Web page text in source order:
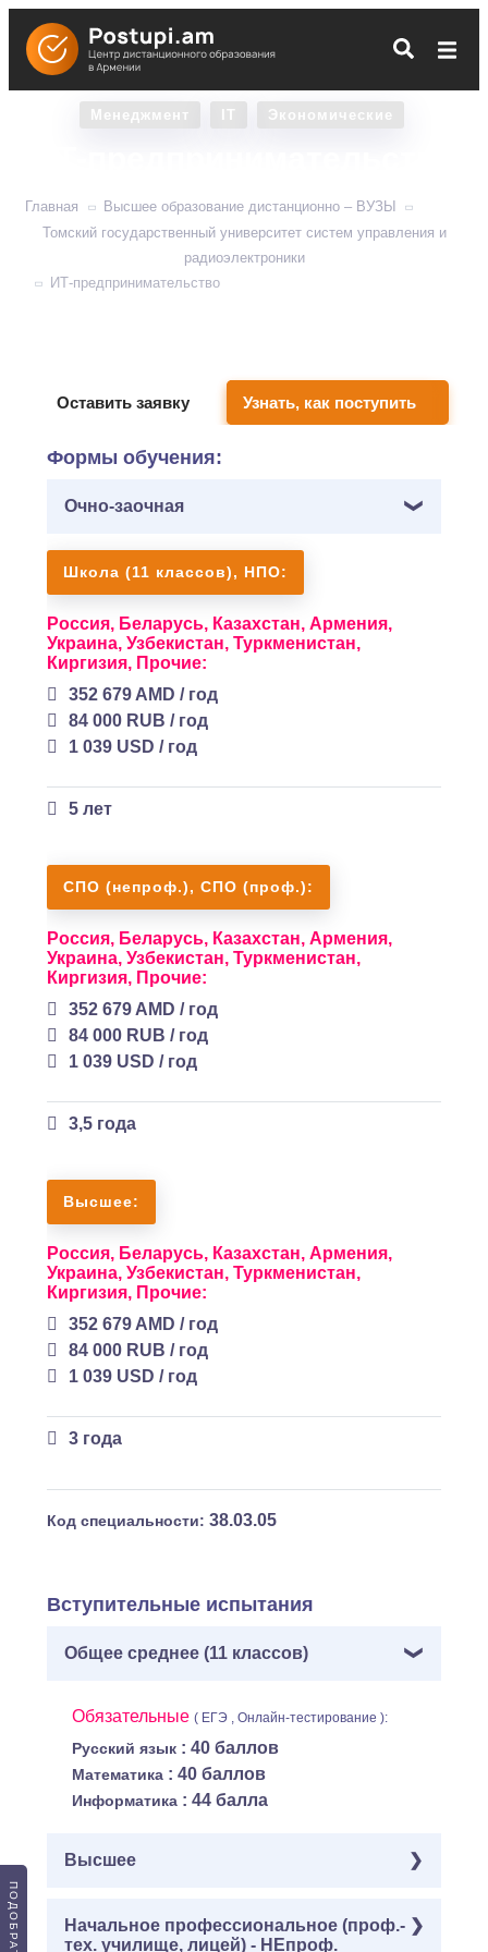
Менеджмент IT Экономические
Главная
Высшее образование дистанционно – ВУЗЫ
Томский государственный университет систем управления и
радиоэлектроники
ИТ-предпринимательство
Оставить заявку Узнать, как поступить
Формы обучения:
Очно-заочная
Школа (11 классов), НПО:
Россия, Беларусь, Казахстан, Армения,
Украина, Узбекистан, Туркменистан,
Киргизия, Прочие:
352 679 AMD / год
84 000 RUB / год
1 039 USD / год
5 лет
СПО (непроф.), СПО (проф.):
Россия, Беларусь, Казахстан, Армения,
Украина, Узбекистан, Туркменистан,
Киргизия, Прочие:
352 679 AMD / год
84 000 RUB / год
1 039 USD / год
3,5 года
Высшее:
Россия, Беларусь, Казахстан, Армения,
Украина, Узбекистан, Туркменистан,
Киргизия, Прочие:
352 679 AMD / год
84 000 RUB / год
1 039 USD / год
3 года
Код специальности: 38.03.05
Вступительные испытания
Общее среднее (11 классов)
Обязательные ( ЕГЭ , Онлайн-тестирование ):
Русский язык : 40 баллов
Математика : 40 баллов
Информатика : 44 балла
Высшее
Обязательные( Онлайн-тестирование ):
Начальное профессиональное (проф.-
тех. училище, лицей) - НЕпроф.